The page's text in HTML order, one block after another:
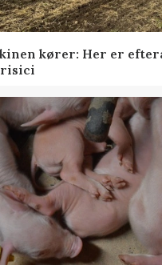
kører: Her er